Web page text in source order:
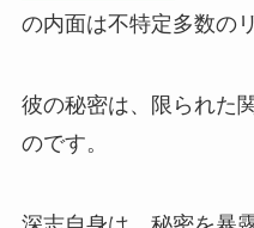
の内面は不特定多数の
彼の秘密は、限られた
のです。